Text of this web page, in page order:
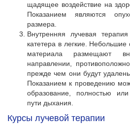
щадящее воздействие на
Показанием являются
размера.
Внутренняя лучевая
катетера в легкие. Небольшие
материала размещают
направлении,
прежде чем они будут
Показанием к проведению
образование, полностью
пути дыхания.
Курсы лучевой терапии